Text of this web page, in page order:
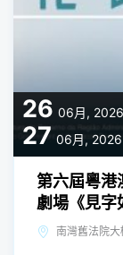
26 06月, 2026
27 06月, 2026
第六屆粵港
劇場《見字
南灣舊法院